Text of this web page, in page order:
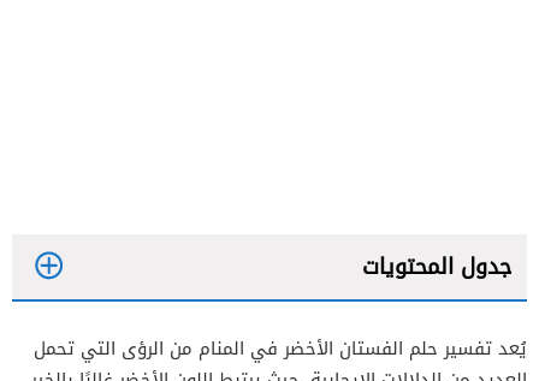
جدول المحتويات
تفسير حلم الفستان الأخضر للعزباء
يُعد تفسير حلم الفستان الأخضر في المنام من الرؤى التي تحمل